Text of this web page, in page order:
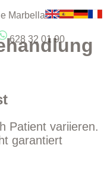
Marbella
628 32 01 90
Patient variieren.
garantiert